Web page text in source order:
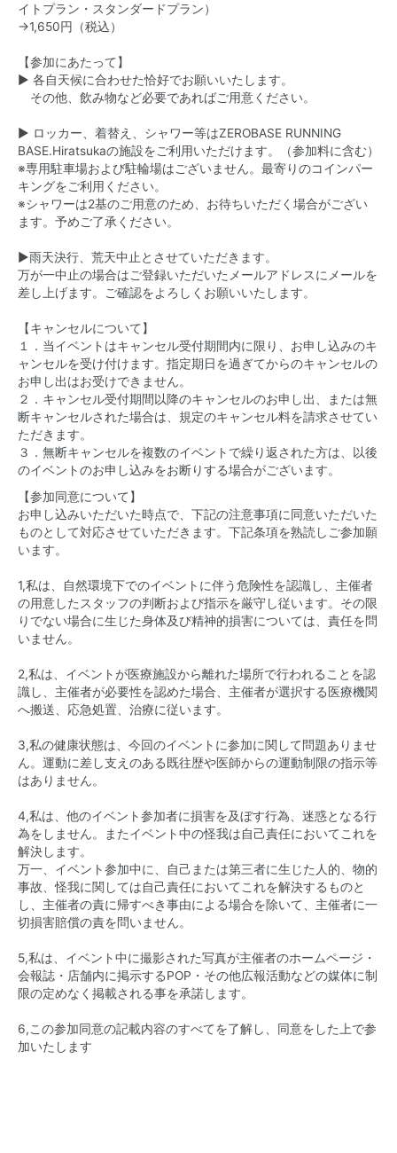
イトプラン・スタンダードプラン）
→1,650円（税込）
【参加にあたって】
▶︎ 各自天候に合わせた恰好でお願いいたします。
その他、飲み物など必要であればご用意ください。
▶︎ ロッカー、着替え、シャワー等はZEROBASE RUNNING
BASE.Hiratsukaの施設をご利用いただけます。（参加料に含む）
※専用駐車場および駐輪場はございません。最寄りのコインパー
キングをご利用ください。
※シャワーは2基のご用意のため、お待ちいただく場合がござい
ます。予めご了承ください。
▶︎雨天決行、荒天中止とさせていただきます。
万が一中止の場合はご登録いただいたメールアドレスにメールを
差し上げます。ご確認をよろしくお願いいたします。
【キャンセルについて】
１．当イベントはキャンセル受付期間内に限り、お申し込みのキ
ャンセルを受け付けます。指定期日を過ぎてからのキャンセルの
お申し出はお受けできません。
２．キャンセル受付期間以降のキャンセルのお申し出、または無
断キャンセルされた場合は、規定のキャンセル料を請求させてい
ただきます。
３．無断キャンセルを複数のイベントで繰り返された方は、以後
のイベントのお申し込みをお断りする場合がございます。
【参加同意について】
お申し込みいただいた時点で、下記の注意事項に同意いただいた
ものとして対応させていただきます。下記条項を熟読しご参加願
います。
1,私は、自然環境下でのイベントに伴う危険性を認識し、主催者
の用意したスタッフの判断および指示を厳守し従います。その限
りでない場合に生じた身体及び精神的損害については、責任を問
いません。
2,私は、イベントが医療施設から離れた場所で行われることを認
識し、主催者が必要性を認めた場合、主催者が選択する医療機関
へ搬送、応急処置、治療に従います。
3,私の健康状態は、今回のイベントに参加に関して問題ありませ
ん。運動に差し支えのある既往歴や医師からの運動制限の指示等
はありません。
4,私は、他のイベント参加者に損害を及ぼす行為、迷惑となる行
為をしません。またイベント中の怪我は自己責任においてこれを
解決します。
万一、イベント参加中に、自己または第三者に生じた人的、物的
事故、怪我に関しては自己責任においてこれを解決するものと
し、主催者の責に帰すべき事由による場合を除いて、主催者に一
切損害賠償の責を問いません。
5,私は、イベント中に撮影された写真が主催者のホームページ・
会報誌・店舗内に掲示するPOP・その他広報活動などの媒体に制
限の定めなく掲載される事を承諾します。
6,この参加同意の記載内容のすべてを了解し、同意をした上で参
加いたします